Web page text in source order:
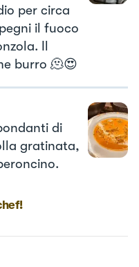
per circa
il fuoco
Il
burro 🫠😍
di
gratinata,